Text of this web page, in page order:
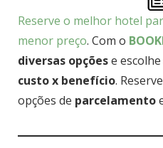
Reserve o melhor hotel
menor preço. Com o
diversas opçõese
custo x benefício.
opções de parcelamento